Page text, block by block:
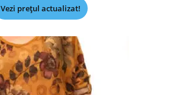
Vezi prețul actualizat!